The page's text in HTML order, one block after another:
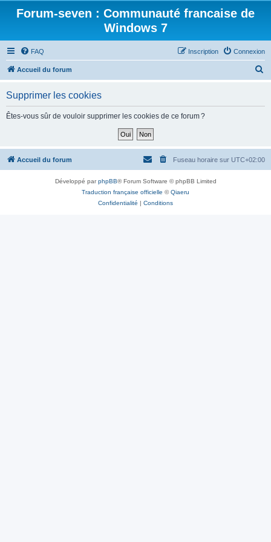
Forum-seven : Communauté francaise de
Windows 7
FAQ Connexion
Inscription
Accueil du forum
h
Supprimer les cookies
Êtes-vous sûr de vouloir supprimer les cookies de ce forum ?
Accueil du forum Fuseau horaire sur UTC+02:00
Développé parphpBB® Forum Software © phpBB Limited
Traduction française officielle ©Qiaeru
Confidentialité | Conditions